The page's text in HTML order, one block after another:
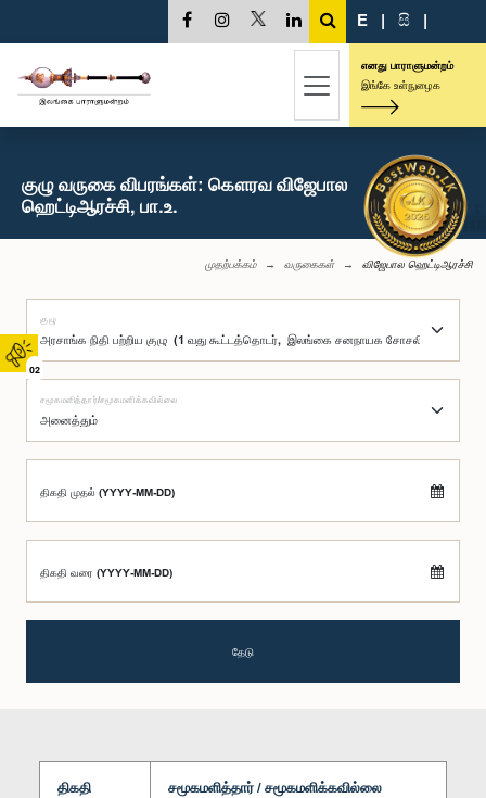
02
E | සි |
எனது பாராளுமன்றம்
இங்கே உள்நுழைக
குழு வருகை விபரங்கள்: கௌரவ விஜேபால
ஹெட்டிஆரச்சி, பா.உ.
முதற்பக்கம் வருகைகள் விஜேபால ஹெட்டிஆரச்சி
குழு
சமூகமளித்தார்/சமூகமளிக்கவில்லை
திகதி முதல் (YYYY-MM-DD)
திகதி வரை (YYYY-MM-DD)
தேடு
திகதி சமூகமளித்தார் / சமூகமளிக்கவில்லை